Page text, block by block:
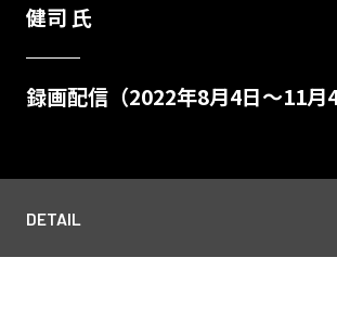
健司 氏
録画配信（2022年8月4日～11月4
DETAIL